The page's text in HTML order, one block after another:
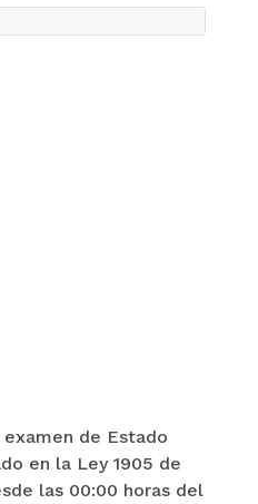
de Estado
en la Ley 1905 de
las 00:00 horas del